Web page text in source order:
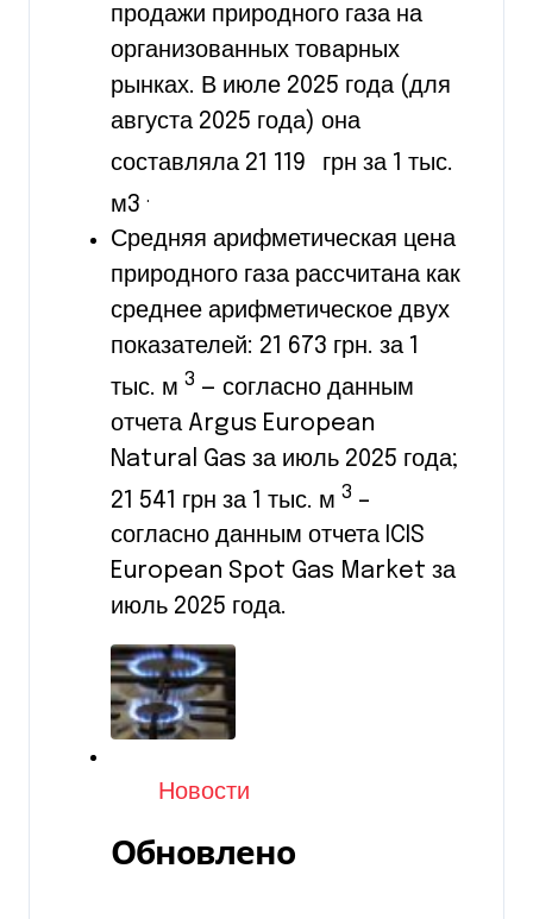
продажи природного газа на
организованных товарных
рынках. В июле 2025 года (для
августа 2025 года) она
составляла 21 119
грн за 1 тыс.
м3 .
Средняя арифметическая цена
природного газа рассчитана как
среднее арифметическое двух
показателей: 21 673 грн. за 1
тыс. м 3 — согласно данным
отчета Argus European
Natural Gas за июль 2025 года;
21 541 грн за 1 тыс. м 3 –
согласно данным отчета ICIS
European Spot Gas Market за
июль 2025 года.
Категория
Новости
Обновлено